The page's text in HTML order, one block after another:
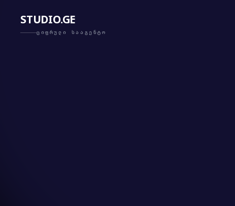
STUDIO.GE
ᲪᲘᲤᲠᲣᲚᲘ ᲡᲐᲐᲒᲔᲜᲢᲝ